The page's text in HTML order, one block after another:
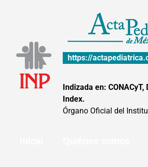
https://
Indizada en:
Index.
Órgano Oficial del